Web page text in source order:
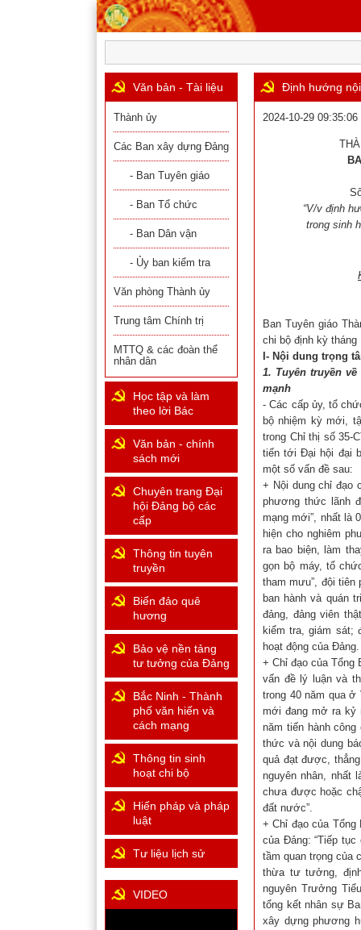
Định hướng
2024-10-29 09:35:06
“V/v định
trong sinh
Ban Tuyên giáo
chi bộ định kỳ
I- Nội dung trọng
1. Tuyên truyền
mạnh
- Các cấp ủy, tổ
bộ nhiệm kỳ mới,
trong Chỉ thị số 35-
tiến tới Đại hội đại
một số vấn đề sau:
+ Nội dung chỉ đạo
phương thức lãnh
mạng mới”, nhất là
hiện cho nghiêm
ra bao biện, làm
gọn bộ máy, tổ
tham mưu”, đội
ban hành và quán
đảng, đảng viên
kiểm tra, giám sát;
hoạt động của Đảng.
+ Chỉ đạo của Tổng
vấn đề lý luận và
trong 40 năm qua ở
mới đang mở ra kỷ
năm tiến hành
thức và nội dung
quả đạt được,
nguyên nhân, nhất
chưa được hoặc
đất nước”.
+ Chỉ đạo của
của Đảng: “Tiếp
tầm quan trọng của
thừa tư tưởng,
nguyên Trưởng
tổng kết nhân sự
xây dựng phương
Văn bản - Tài liệu
Thành ủy
Các Ban xây dựng Đảng
- Ban Tuyên giáo
- Ban Tổ chức
- Ban Dân vận
- Ủy ban kiểm tra
Văn phòng Thành ủy
Trung tâm Chính trị
MTTQ & các đoàn thể
nhân dân
Học tập và làm
theo lời Bác
Văn bản - chính
sách mới
Chuyên trang Đại
hội Đảng bộ các
cấp
Thông tin tuyên
truyền
Biển đảo quê
hương
Bảo vệ nền tảng
tư tưởng của Đảng
Bắc Ninh - Thành
phố văn hiến và
cách mạng
Thông tin sinh
hoạt chi bộ
Hiến pháp và pháp
luật
Tư liệu lịch sử
VIDEO